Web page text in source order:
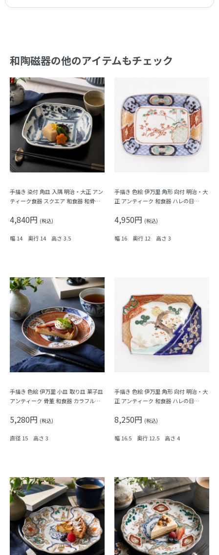
和陶磁器の他のアイテムもチェック
手描き 染付 角皿 入隅 明治・大正 アン
ティーク食器 スクエア 和食器 和骨董
4,840円 (税込)
幅 14 奥行 14 高さ 3.5
手描き 色絵 伊万里 角形 向付 明治・大
正 アンティーク 和食器 ハレの日
4,950円 (税込)
幅 16 奥行 12 高さ 3
手描き 色絵 伊万里 小皿 取り皿 菓子皿
アンティーク 骨董 和食器 カラフル
5,280円 (税込)
直径 15 高さ 3
手描き 色絵 伊万里 角形 向付 明治・大
正 アンティーク 和食器 ハレの日
8,250円 (税込)
幅 16.5 奥行 12.5 高さ 4